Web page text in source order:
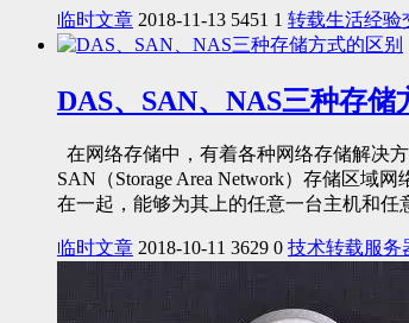
临时文章 2018-11-13 5451 1 转载生活经验
DAS、SAN、NAS三种存储
在网络存储中，有着各种网络存储解决
SAN（Storage Area Network）存储区域
在一起，能够为其上的任意一台主机和任
临时文章 2018-10-11 3629 0 技术转载服务